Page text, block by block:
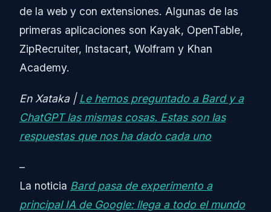
de la web y con extensiones. Algunas de las
primeras aplicaciones son Kayak, OpenTable,
ZipRecruiter, Instacart, Wolfram y Khan
Academy.
En Xataka | Le hemos preguntado a Bard y a
ChatGPT las mismas cosas. Estas son las
respuestas que nos ha dado cada uno
–
La noticia Bard pasa de experimento a
principal IA de Google: llega a todo el mundo